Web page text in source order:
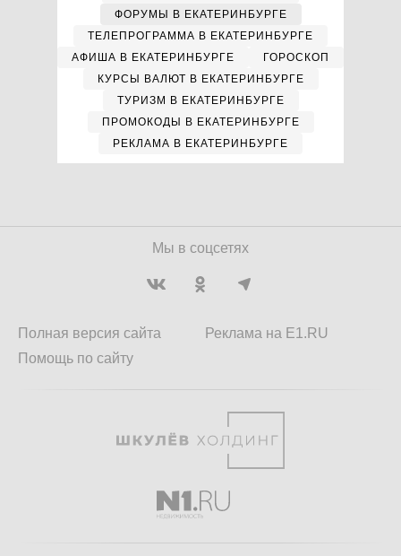
ФОРУМЫ В ЕКАТЕРИНБУРГЕ
ТЕЛЕПРОГРАММА В ЕКАТЕРИНБУРГЕ
АФИША В ЕКАТЕРИНБУРГЕ
ГОРОСКОП
КУРСЫ ВАЛЮТ В ЕКАТЕРИНБУРГЕ
ТУРИЗМ В ЕКАТЕРИНБУРГЕ
ПРОМОКОДЫ В ЕКАТЕРИНБУРГЕ
РЕКЛАМА В ЕКАТЕРИНБУРГЕ
Мы в соцсетях
Полная версия сайта
Помощь по сайту
Реклама на E1.RU